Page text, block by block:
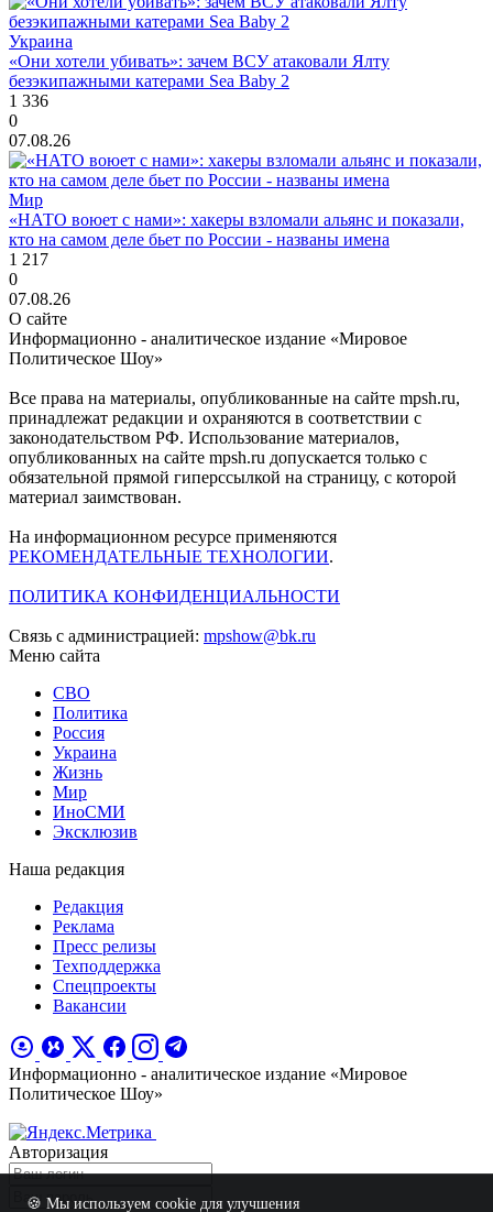
Украина
«Они хотели убивать»: зачем ВСУ атаковали Ялту
безэкипажными катерами Sea Baby 2
1 336
0
07.08.26
Мир
«НАТО воюет с нами»: хакеры взломали альянс и показали,
кто на самом деле бьет по России - названы имена
1 217
0
07.08.26
О сайте
Информационно - аналитическое издание «Мировое
Политическое Шоу»
Все права на материалы, опубликованные на сайте mpsh.ru,
принадлежат редакции и охраняются в соответствии с
законодательством РФ. Использование материалов,
опубликованных на сайте mpsh.ru допускается только с
обязательной прямой гиперссылкой на страницу, с которой
материал заимствован.
На информационном ресурсе применяются
РЕКОМЕНДАТЕЛЬНЫЕ ТЕХНОЛОГИИ.
ПОЛИТИКА КОНФИДЕНЦИАЛЬНОСТИ
Связь с администрацией: mpshow@bk.ru
Меню сайта
СВО
Политика
Россия
Украина
Жизнь
Мир
ИноСМИ
Эксклюзив
Наша редакция
Редакция
Реклама
Пресс релизы
Техподдержка
Спецпроекты
Вакансии
Информационно - аналитическое издание «Мировое
Политическое Шоу»
Авторизация
🍪 Мы используем cookie для улучшения